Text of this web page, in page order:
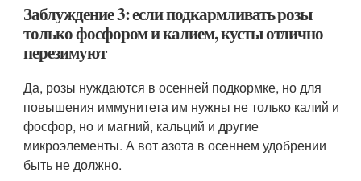
Заблуждение 3: если подкармливать розы
только фосфором и калием, кусты отлично
перезимуют
Да, розы нуждаются в осенней подкормке, но для
повышения иммунитета им нужны не только калий и
фосфор, но и магний, кальций и другие
микроэлементы. А вот азота в осеннем удобрении
быть не должно.